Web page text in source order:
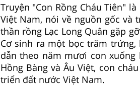
Truyện "Con Rồng Cháu Tiên"
Việt Nam, nói về nguồn gốc và
thần rồng Lạc Long Quân gặp
Cơ sinh ra một bọc trăm trứng,
dẫn theo năm mươi con
Hồng Bàng và Âu Việt, con
triển đất nước Việt Nam.